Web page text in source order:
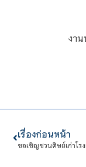
งาน
เรื่องก่อนหน้า